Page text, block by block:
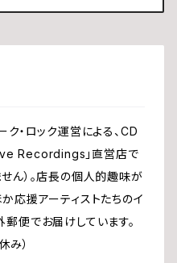
・ロック運営による、CD
Recordings」直営店で
ん）。店長の個人的趣味が
応援アーティストたちのイ
便でお届けしています。
み）